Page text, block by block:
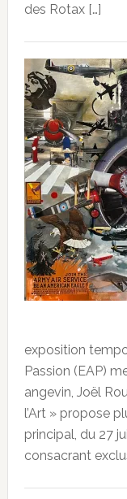
des Rotax […]
exposition
Passion (EAP)
angevin, Joël
l’Art » propose
principal, du 27
consacrant